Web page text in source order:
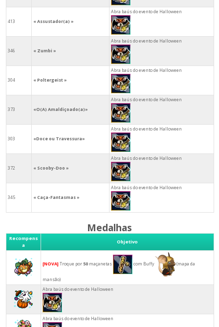
413 « Assustador(a) »
Abra baús do evento de Halloween
346 « Zumbi »
Abra baús do evento de Halloween
304 « Poltergeist »
Abra baús do evento de Halloween
373 «O(A) Amaldiçoado(a)»
Abra baús do evento de Halloween
303 «Doce ou Travessura»
Abra baús do evento de Halloween
372 « Scooby-Doo »
Abra baús do evento de Halloween
345 « Caça-Fantasmas »
Abra baús do evento de Halloween
Medalhas
Recompens
a
Objetivo
[NOVA] Troque por50 maçanetas com Buffy (mapa da
mansão)
Abra baús do evento de Halloween
Abra baús do evento de Halloween